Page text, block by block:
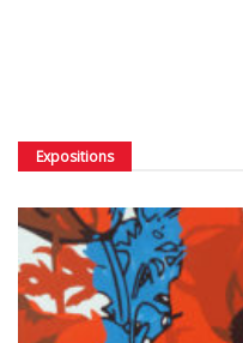
Expositions